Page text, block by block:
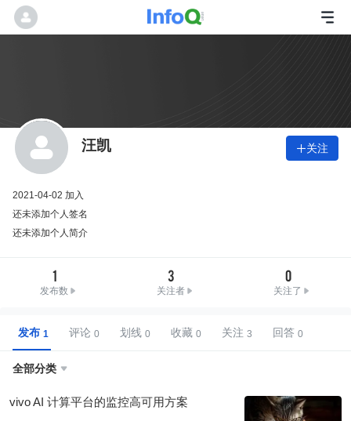
汪凯 关注
2021-04-02 加入
还未添加个人签名
还未添加个人简介
1
发布数
3
关注者
0
关注了
发布 评论 划线 收藏 关注 回答
全部分类 
vivo AI 计算平台的监控高可用方案